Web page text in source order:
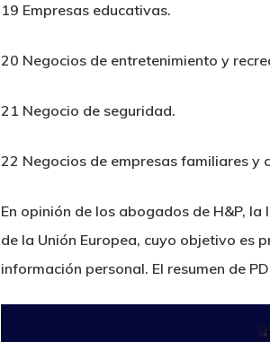
19 Empresas educativas.
20 Negocios de entretenimiento y
21 Negocio de seguridad.
22 Negocios de empresas familiares y
En opinión de los abogados de H&P,
de la Unión Europea, cuyo objetivo es
información personal. El resumen de